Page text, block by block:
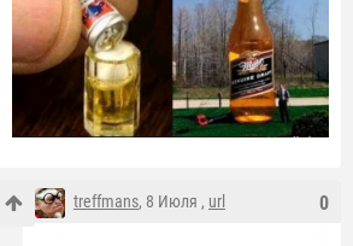
0
treffmans, 8 Июля , url